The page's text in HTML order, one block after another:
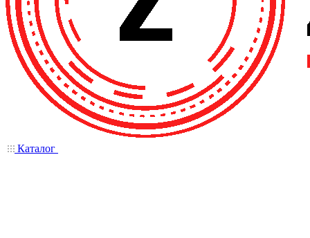
Каталог